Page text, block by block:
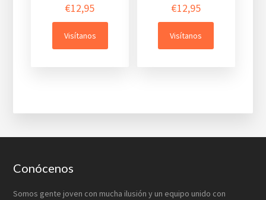
€12,95
Visítanos
€12,95
Visítanos
Footer
Conócenos
Somos gente joven con mucha ilusión y un equipo unido con